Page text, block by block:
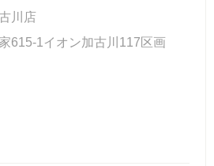
川店
615-1イオン加古川117区画